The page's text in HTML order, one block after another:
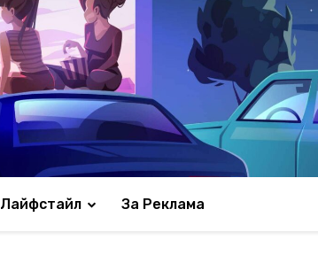
Лайфстайл За Реклама